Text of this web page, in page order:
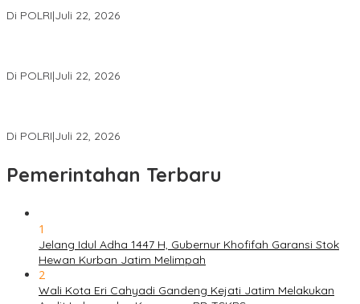
Di POLRI|Juli 22, 2026
Di POLRI|Juli 22, 2026
Di POLRI|Juli 22, 2026
Pemerintahan Terbaru
1
Jelang Idul Adha 1447 H, Gubernur Khofifah Garansi Stok
Hewan Kurban Jatim Melimpah
2
Wali Kota Eri Cahyadi Gandeng Kejati Jatim Melakukan